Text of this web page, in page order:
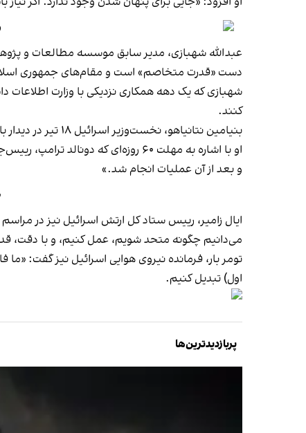
عبدالله شهبازی، مدیر سابق موسسه مطالعات و پژوهش‌های سیاسی (منسوب به
دست «قدرت متخاصم» است و مقام‌های جمهوری
شهبازی که یک دهه همکاری نزدیکی با وزارت
کنند.
بنیامین نتانیاهو، نخست‌وزیر اسرائیل ۱۸ تیر در دیدار با پیت هگست، وزیر دفاع آمریکا، در پنتاگون
و بعد از آن عملیات انجام شد.»
ایال زامیر، رییس ستاد کل ارتش اسرائیل نیز در
می‌دانیم چگونه متحد شویم، عمل کنیم، و با دقت،
اول) تبدیل کنیم.
پربازدیدترین‌ها